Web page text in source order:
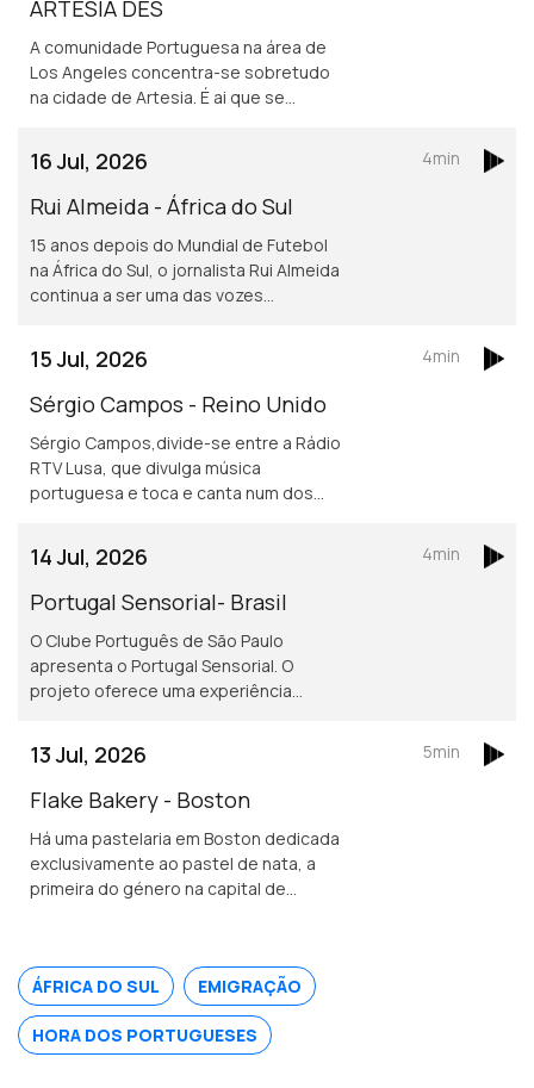
ARTESIA DES
A comunidade Portuguesa na área de
Los Angeles concentra-se sobretudo
na cidade de Artesia. É ai que se
Portugueses nos Estados Unidos.
16 Jul, 2026
Rui Almeida - África do Sul
15 anos depois do Mundial de Futebol
na África do Sul, o jornalista Rui Almeida
continua a ser uma das vozes
lusofonia.
4min
15 Jul, 2026
Sérgio Campos - Reino Unido
Sérgio Campos,divide-se entre a Rádio
RTV Lusa, que divulga música
portuguesa e toca e canta num dos
4min
14 Jul, 2026
Portugal Sensorial- Brasil
O Clube Português de São Paulo
apresenta o Portugal Sensorial. O
projeto oferece uma experiência
e um show audiovisual tecnológico.
4min
13 Jul, 2026
Flake Bakery - Boston
Há uma pastelaria em Boston dedicada
exclusivamente ao pastel de nata, a
primeira do género na capital de
5min
ÁFRICA DO SUL EMIGRAÇÃO
HORA DOS PORTUGUESES